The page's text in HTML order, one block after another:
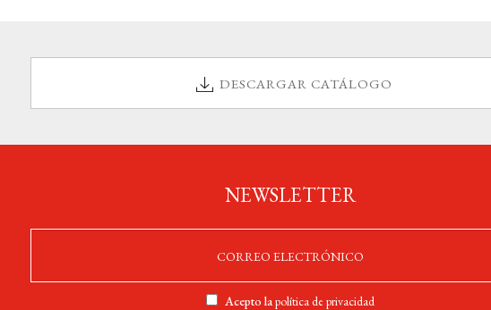
DESCARGAR CATÁLOGO
NEWSLETTER
Acepto lapolítica de privacidad